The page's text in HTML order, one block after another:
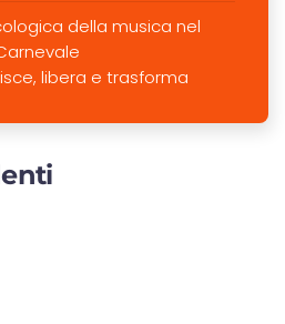
della musica nel
libera e trasforma